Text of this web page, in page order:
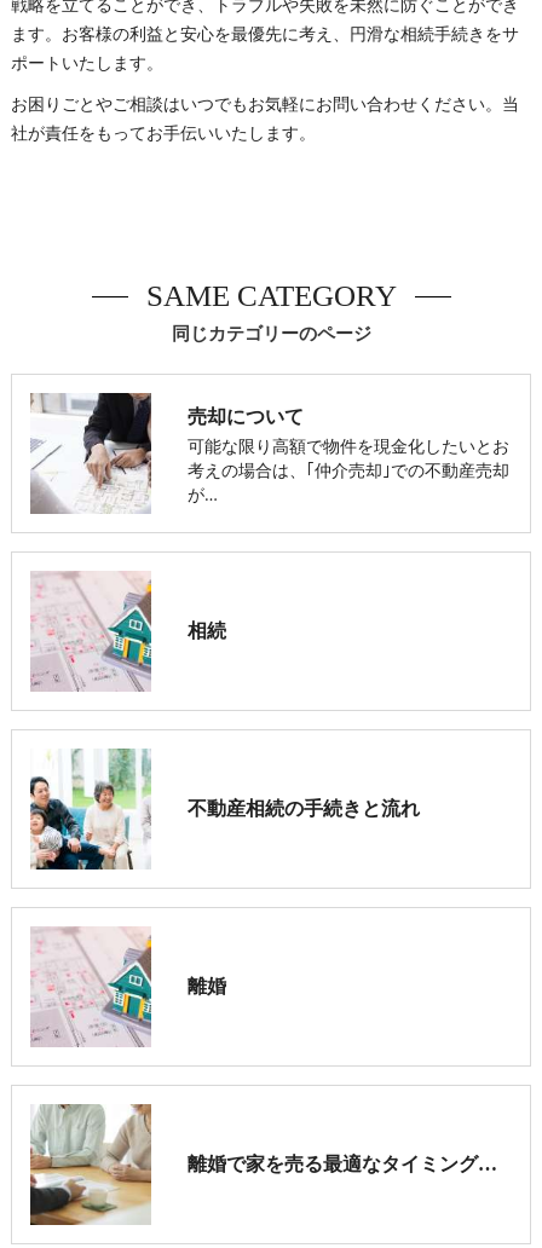
ます。お客様の利益と安心を最優先に考え、円滑な相続手続きをサ
ポートいたします。
お困りごとやご相談はいつでもお気軽にお問い合わせください。当
社が責任をもってお手伝いいたします。
同じカテゴリーのページ
SAME CATEGORY
売却について
可能な限り高額で物件を現金化したいとお
考えの場合は、｢仲介売却｣での不動産売却
が…
相続
不動産相続の手続きと流れ
離婚
離婚で家を売る最適なタイミングは？